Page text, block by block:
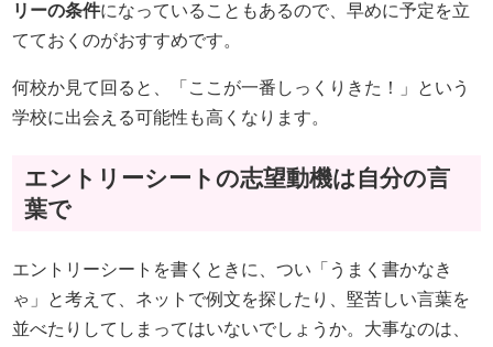
リーの条件になっていることもあるので、早めに予定を立
てておくのがおすすめです。
何校か見て回ると、「ここが一番しっくりきた！」という
学校に出会える可能性も高くなります。
エントリーシートの志望動機は自分の言
葉で
エントリーシートを書くときに、つい「うまく書かなき
ゃ」と考えて、ネットで例文を探したり、堅苦しい言葉を
並べたりしてしまってはいないでしょうか。大事なのは、